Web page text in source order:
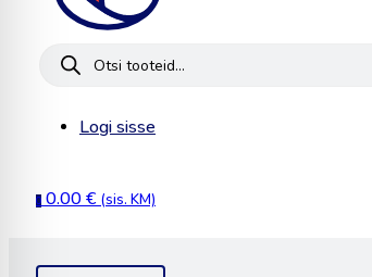
Products
search
Logi sisse
0 0.00€ (sis. KM)